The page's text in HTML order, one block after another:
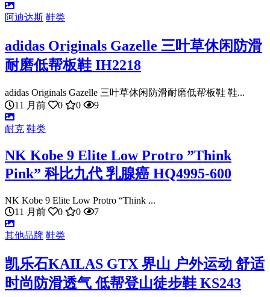
阿迪达斯 鞋类
adidas Originals Gazelle 三叶草休闲防滑
耐磨低帮板鞋 IH2218
adidas Originals Gazelle 三叶草休闲防滑耐磨低帮板鞋 鞋...
11 月前
0 0 9
耐克 鞋类
NK Kobe 9 Elite Low Protro ”Think
Pink” 科比九代 乳腺癌 HQ4995-600
NK Kobe 9 Elite Low Protro “Think ...
11 月前
0 0 7
其他品牌 鞋类
凯乐石KAILAS GTX 界山 户外运动 舒适
时尚防滑透气 低帮登山徒步鞋 KS243